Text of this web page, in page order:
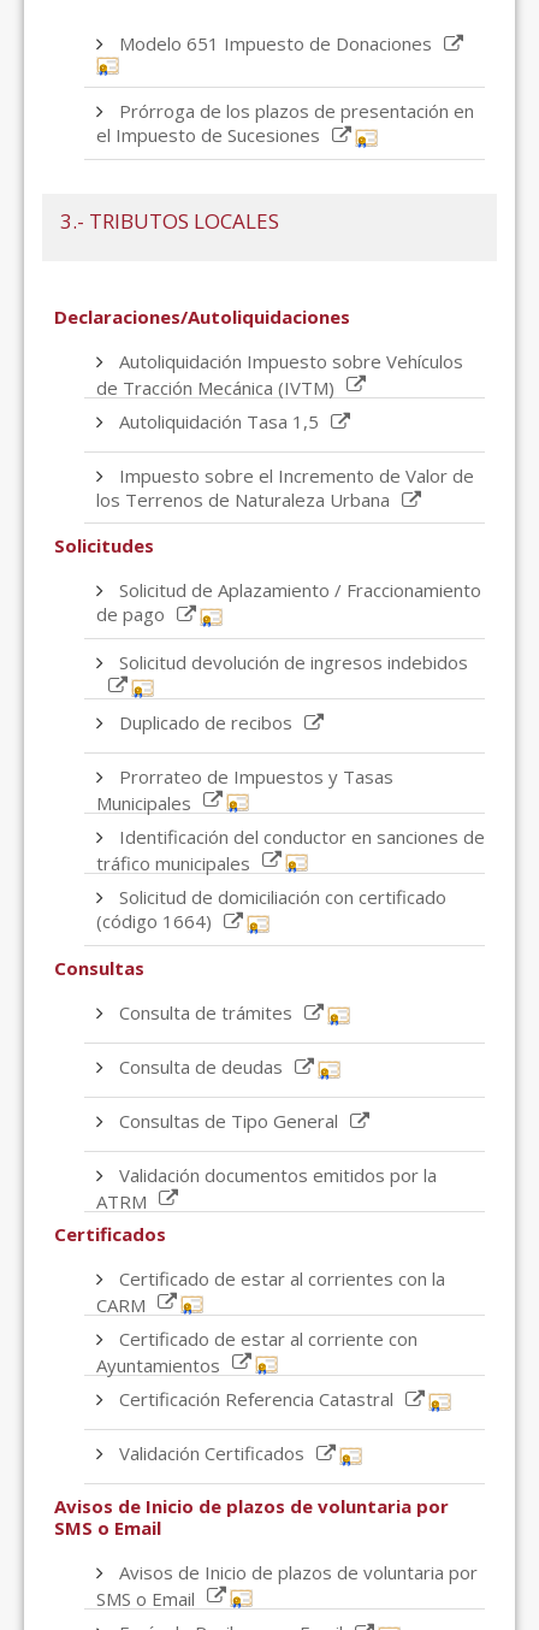
Modelo 651 Impuesto de Donaciones
Prórroga de los plazos de presentación en
el Impuesto de Sucesiones
3.- TRIBUTOS LOCALES
Declaraciones/Autoliquidaciones
Autoliquidación Impuesto sobre Vehículos
de Tracción Mecánica (IVTM)
Autoliquidación Tasa 1,5
Impuesto sobre el Incremento de Valor de
los Terrenos de Naturaleza Urbana
Solicitudes
Solicitud de Aplazamiento / Fraccionamiento
de pago
Solicitud devolución de ingresos indebidos
Duplicado de recibos
Prorrateo de Impuestos y Tasas
Municipales
Identificación del conductor en sanciones de
tráfico municipales
Solicitud de domiciliación con certificado
(código 1664)
Consultas
Consulta de trámites
Consulta de deudas
Consultas de Tipo General
Validación documentos emitidos por la
ATRM
Certificados
Certificado de estar al corrientes con la
CARM
Certificado de estar al corriente con
Ayuntamientos
Certificación Referencia Catastral
Validación Certificados
Avisos de Inicio de plazos de voluntaria por
SMS o Email
Avisos de Inicio de plazos de voluntaria por
SMS o Email